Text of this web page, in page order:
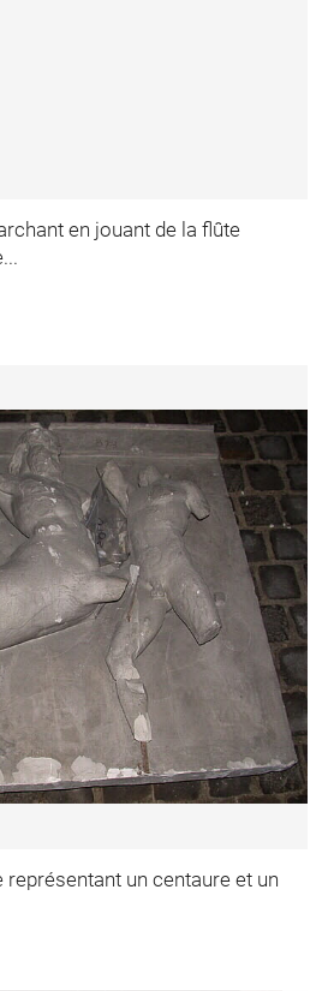
en jouant de la flûte
représentant un centaure et un